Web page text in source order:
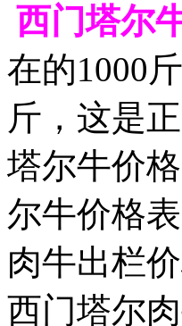
西门塔尔
在的1000
斤，这是
塔尔牛价
尔牛价格
肉牛出栏
西门塔尔